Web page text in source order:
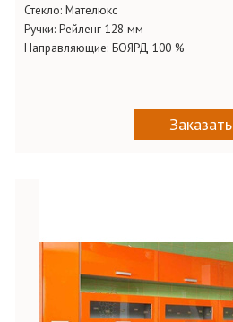
Стекло: Мателюкс
Ручки: Рейленг 128 мм
Направляющие: БОЯРД 100 %
Заказать